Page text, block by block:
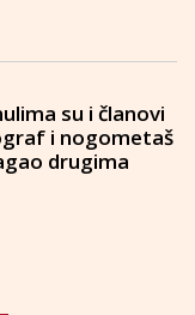
su i članovi
i nogometaš
drugima